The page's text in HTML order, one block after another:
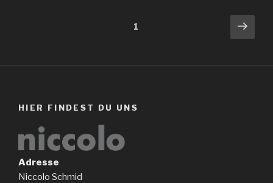
Seitennummerierung1
Next
HIER FINDEST DU UNS
Adresse
Niccolo Schmid